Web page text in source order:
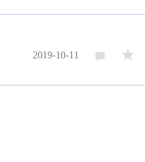
2019-10-11